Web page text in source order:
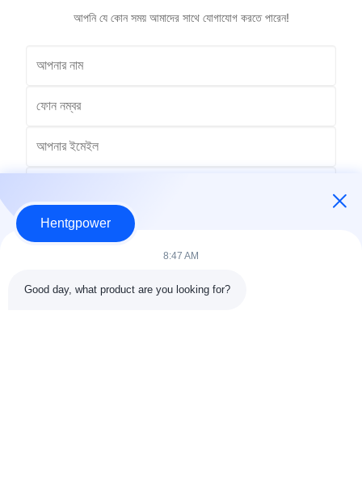
আপনি যে কোন সময় আমাদের সাথে যোগাযোগ করতে পারেন!
Hentgpower
8:47 AM
Good day, what product are you looking for?